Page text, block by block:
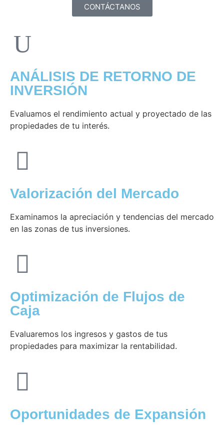
CONTÁCTANOS
ANÁLISIS DE RETORNO DE
INVERSIÓN
Evaluamos el rendimiento actual y proyectado de las
propiedades de tu interés.
Valorización del Mercado
Examinamos la apreciación y tendencias del mercado
en las zonas de tus inversiones.
Optimización de Flujos de
Caja
Evaluaremos los ingresos y gastos de tus
propiedades para maximizar la rentabilidad.
Oportunidades de Expansión